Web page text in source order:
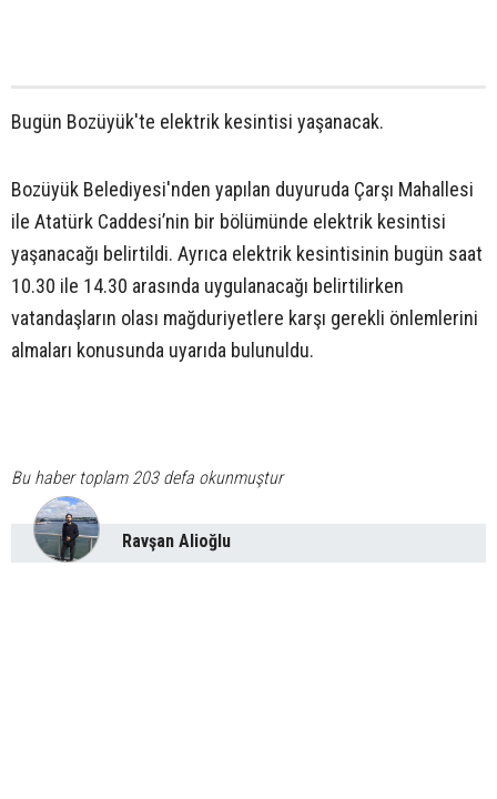
Bugün Bozüyük'te elektrik kesintisi yaşanacak.
Bozüyük Belediyesi'nden yapılan duyuruda Çarşı Mahallesi
ile Atatürk Caddesi’nin bir bölümünde elektrik kesintisi
yaşanacağı belirtildi. Ayrıca elektrik kesintisinin bugün saat
10.30 ile 14.30 arasında uygulanacağı belirtilirken
vatandaşların olası mağduriyetlere karşı gerekli önlemlerini
almaları konusunda uyarıda bulunuldu.
Bu haber toplam 203 defa okunmuştur
Ravşan Alioğlu